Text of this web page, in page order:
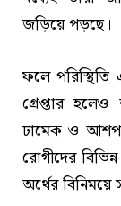
জড়িয়ে পড়ছে।
ফলে
গ্রেপ্তার
ঢামেক ও
রোগীদের
অর্থের